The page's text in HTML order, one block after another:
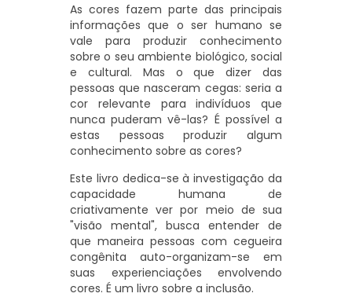
As cores fazem parte das principais
informações que o ser humano se
vale para produzir conhecimento
sobre o seu ambiente biológico, social
e cultural. Mas o que dizer das
pessoas que nasceram cegas: seria a
cor relevante para indivíduos que
nunca puderam vê-las? É possível a
estas pessoas produzir algum
conhecimento sobre as cores?
Este livro dedica-se à investigação da
capacidade humana de
criativamente ver por meio de sua
"visão mental", busca entender de
que maneira pessoas com cegueira
congênita auto-organizam-se em
suas experienciações envolvendo
cores. É um livro sobre a inclusão.